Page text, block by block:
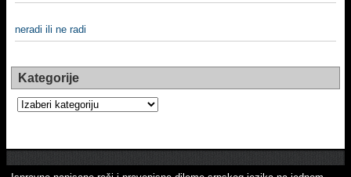
neradi ili ne radi
Kategorije
Kategorije